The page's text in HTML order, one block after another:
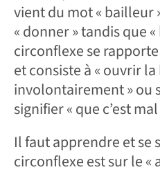
vient du mot « bailleur
« donner » tandis que
circonflexe se
et consiste à « ouvrir
involontairement » ou
signifier « que c’est
Il faut apprendre et se
circonflexe est sur le «